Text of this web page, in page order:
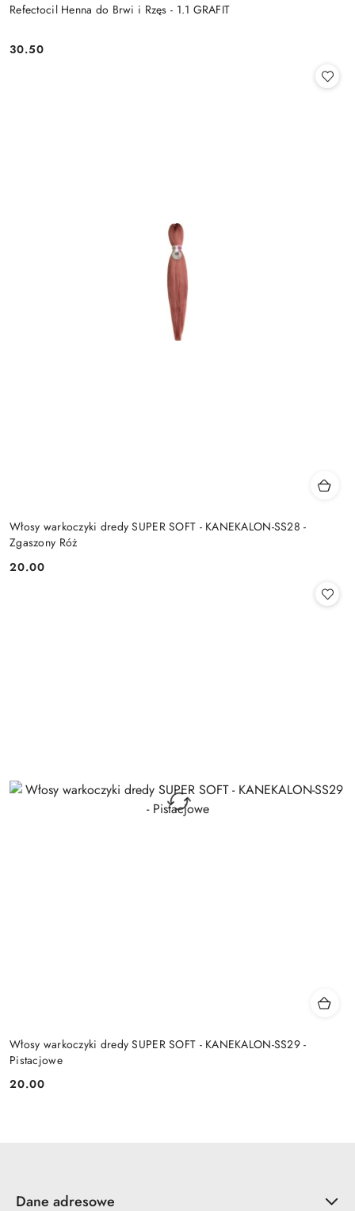
Refectocil Henna do Brwi i Rzęs - 1.1 GRAFIT
Cena:
30.50
Włosy warkoczyki dredy SUPER SOFT - KANEKALON-SS28 -
Zgaszony Róż
Cena:
20.00
Włosy warkoczyki dredy SUPER SOFT - KANEKALON-SS29 -
Pistacjowe
Cena:
20.00
Dane adresowe